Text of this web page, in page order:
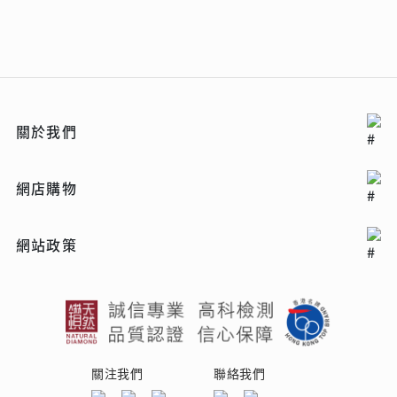
關於我們
網店購物
網站政策
關注我們 聯絡我們